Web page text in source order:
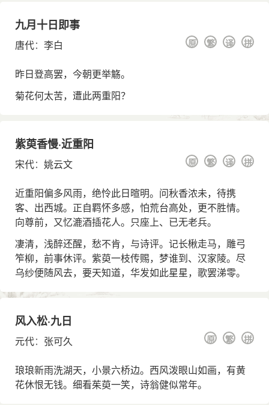
九月十日即事
唐代： 李白 拼
译
繁
原
昨日登高罢，今朝更举觞。
菊花何太苦，遭此两重阳？
紫萸香慢·近重阳
宋代： 姚云文 拼
译
繁
原
近重阳偏多风雨，绝怜此日暄明。问秋香浓未，待携
客、出西城。正自羁怀多感，怕荒台高处，更不胜情。
向尊前，又忆漉酒插花人。只座上、已无老兵。
凄清，浅醉还醒，愁不肯，与诗评。记长楸走马，雕弓
笮柳，前事休评。紫萸一枝传赐，梦谁到、汉家陵。尽
乌纱便随风去，要天知道，华发如此星星，歌罢涕零。
风入松·九日
元代： 张可久 拼
繁
原
琅琅新雨洗湖天，小景六桥边。西风泼眼山如画，有黄
花休恨无钱。细看茱萸一笑，诗翁健似常年。